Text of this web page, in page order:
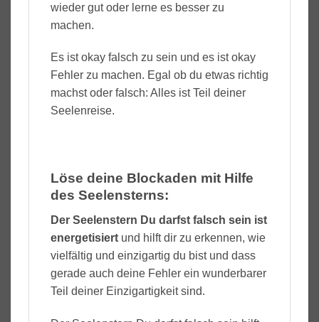
wieder gut oder lerne es besser zu
machen.
Es ist okay falsch zu sein und es ist okay
Fehler zu machen. Egal ob du etwas richtig
machst oder falsch: Alles ist Teil deiner
Seelenreise.
Löse deine Blockaden mit Hilfe
des Seelensterns:
Der Seelenstern Du darfst falsch sein ist
energetisiert und hilft dir zu erkennen, wie
vielfältig und einzigartig du bist und dass
gerade auch deine Fehler ein wunderbarer
Teil deiner Einzigartigkeit sind.